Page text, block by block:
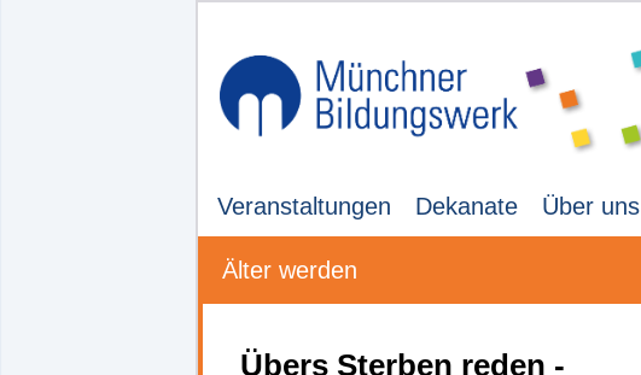
Veranstaltungen Dekanate Über uns
Älter werden
Übers Sterben reden -